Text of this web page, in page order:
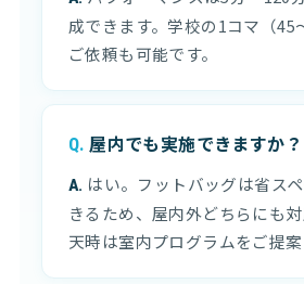
成できます。学校の1コマ（45
ご依頼も可能です。
屋内でも実施できますか？
はい。フットバッグは省ス
きるため、屋内外どちらにも
天時は室内プログラムをご提案